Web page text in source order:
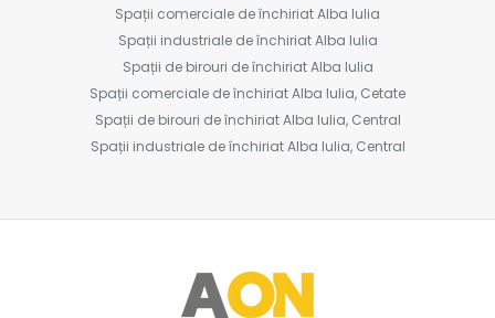
Spații comerciale de închiriat Alba Iulia
Spații industriale de închiriat Alba Iulia
Spații de birouri de închiriat Alba Iulia
Spații comerciale de închiriat Alba Iulia, Cetate
Spații de birouri de închiriat Alba Iulia, Central
Spații industriale de închiriat Alba Iulia, Central